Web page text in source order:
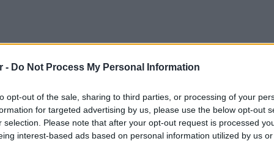
- Do Not Process My Personal Information
opt-out of the sale, sharing to third parties, or processing of your
for targeted advertising by us, please use the below opt-out
selection. Please note that after your opt-out request is processed
interest-based ads based on personal information utilized by us
δεν μπορούσε να ταυτοποιήσει το πτώμα ή
ζήτησε από την Ιντερπόλ να εκδώσει
συλλέξει πληροφορίες με πτώματα